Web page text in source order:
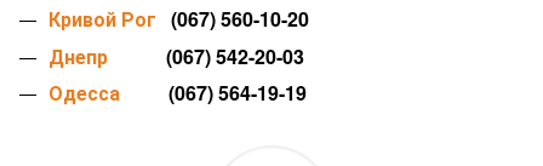
Кривой Рог (067) 560-10-20
Днепр (067) 542-20-03
Одесса (067) 564-19-19